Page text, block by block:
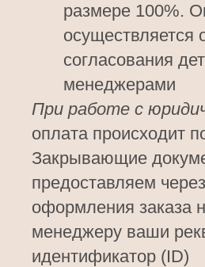
размере 100%.
осуществляется
согласования
менеджерами
При работе с
оплата происходит
Закрывающие
предоставляем
оформления заказа
менеджеру ваши
идентификатор (ID)